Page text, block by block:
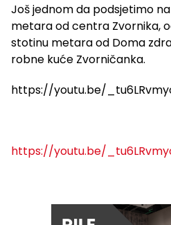
Još jednom da podsjetimo
metara od centra Zvornika,
stotinu metara od Doma
robne kuće Zvorničanka.
https://youtu.be/
https://youtu.be/